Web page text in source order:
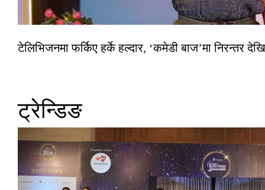
टेलिभिजनमा फर्किए हर्के हल्दार, ‘कमेडी बाज’मा निरन्तर
ट्रेन्डिङ